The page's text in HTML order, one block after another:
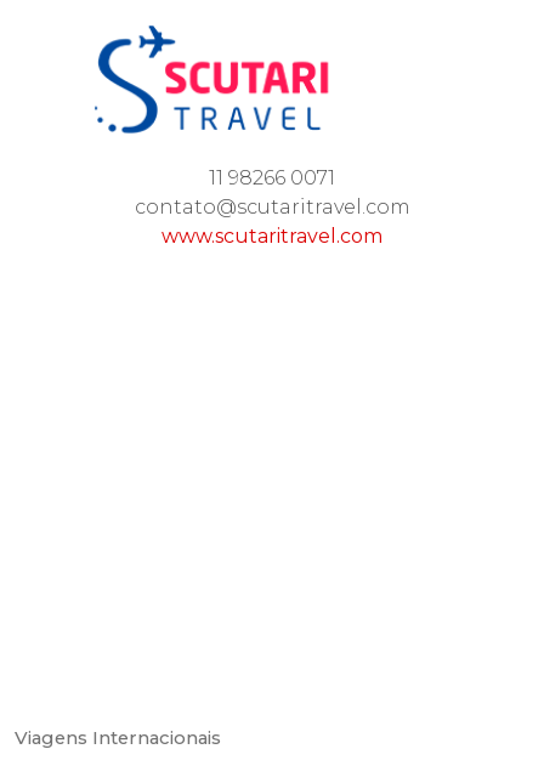
11 98266 0071
contato@scutaritravel.com
www.scutaritravel.com
Viagens Internacionais